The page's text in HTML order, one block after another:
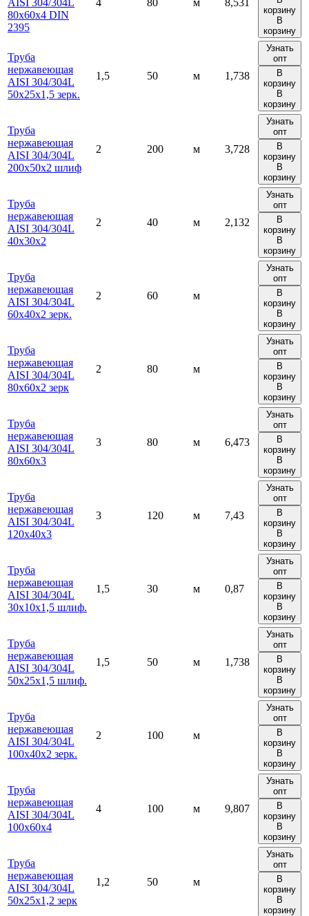
80х60х4 DIN
2395
корзину
В
корзину
Труба
нержавеющая
AISI 304/304L
50х25х1,5 зерк.
1,5 50 м 1,738
Узнать
опт
В
корзину
В
корзину
Труба
нержавеющая
AISI 304/304L
200х50х2 шлиф
2 200 м 3,728
Узнать
опт
В
корзину
В
корзину
Труба
нержавеющая
AISI 304/304L
40х30х2
2 40 м 2,132
Узнать
опт
В
корзину
В
корзину
Труба
нержавеющая
AISI 304/304L
60х40х2 зерк.
2 60 м
Узнать
опт
В
корзину
В
корзину
Труба
нержавеющая
AISI 304/304L
80х60х2 зерк
2 80 м
Узнать
опт
В
корзину
В
корзину
Труба
нержавеющая
AISI 304/304L
80х60х3
3 80 м 6,473
Узнать
опт
В
корзину
В
корзину
Труба
нержавеющая
AISI 304/304L
120х40х3
3 120 м 7,43
Узнать
опт
В
корзину
В
корзину
Труба
нержавеющая
AISI 304/304L
30х10х1,5 шлиф.
1,5 30 м 0,87
Узнать
опт
В
корзину
В
корзину
Труба
нержавеющая
AISI 304/304L
50х25х1,5 шлиф.
1,5 50 м 1,738
Узнать
опт
В
корзину
В
корзину
Труба
нержавеющая
AISI 304/304L
100х40х2 зерк.
2 100 м
Узнать
опт
В
корзину
В
корзину
Труба
нержавеющая
AISI 304/304L
100х60х4
4 100 м 9,807
Узнать
опт
В
корзину
В
корзину
Труба
нержавеющая
AISI 304/304L
50х25х1,2 зерк
1,2 50 м
Узнать
опт
В
корзину
В
корзину